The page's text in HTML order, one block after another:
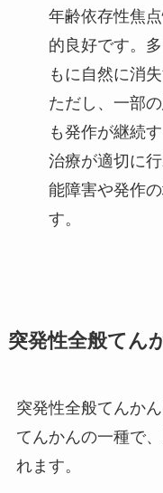
年齢依存性焦
的良好です。
もに自然に消
ただし、一部
も発作が継続
治療が適切に
能障害や発作
す。
突発性全般てん
突発性全般てんか
てんかんの一種で
れます。